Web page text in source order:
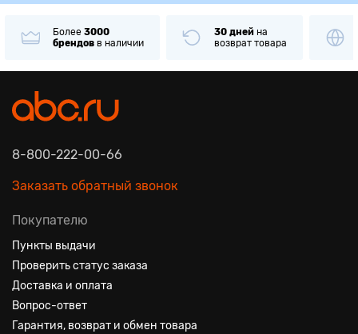
Более 3000
брендов в наличии
30 дней на
возврат товара
8-800-222-00-66
Заказать обратный звонок
Покупателю
Пункты выдачи
Проверить статус заказа
Доставка и оплата
Вопрос-ответ
Гарантия, возврат и обмен товара